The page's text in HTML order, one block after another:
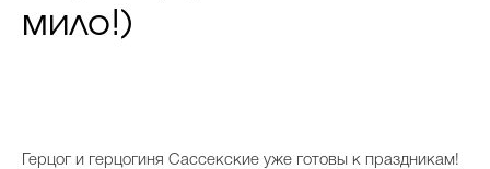
мило!)
Герцог и герцогиня Сассекские уже готовы к праздникам!